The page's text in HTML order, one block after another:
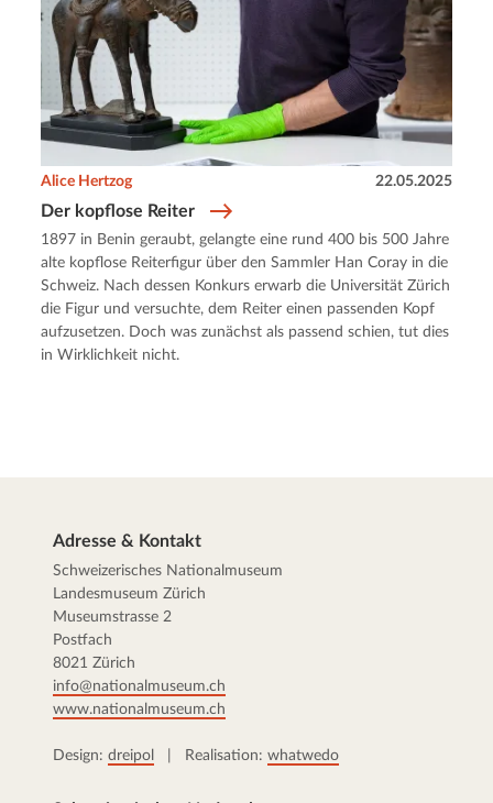
Der kopflose Reiter
Alice Hertzog 22.05.2025
1897 in Benin geraubt, gelangte eine rund 400 bis 500 Jahre
alte kopflose Reiterfigur über den Sammler Han Coray in die
Schweiz. Nach dessen Konkurs erwarb die Universität Zürich
die Figur und versuchte, dem Reiter einen passenden Kopf
aufzusetzen. Doch was zunächst als passend schien, tut dies
in Wirklichkeit nicht.
Adresse & Kontakt
Schweizerisches Nationalmuseum
Landesmuseum Zürich
Museumstrasse 2
Postfach
8021 Zürich
info@nationalmuseum.ch
www.nationalmuseum.ch
Design: dreipol | Realisation: whatwedo